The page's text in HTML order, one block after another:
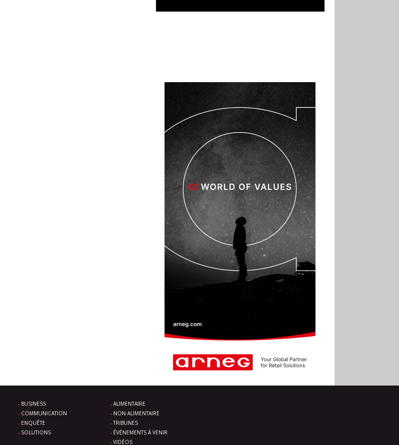
BUSINESS
COMMUNICATION
ENQUÊTE
SOLUTIONS
ALIMENTAIRE
NON ALIMENTAIRE
TRIBUNES
ÉVÉNEMENTS À VENIR
VIDÉOS